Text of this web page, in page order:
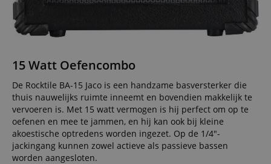
15 Watt Oefencombo
De Rocktile BA-15 Jaco is een handzame basversterker die
thuis nauwelijks ruimte inneemt en bovendien makkelijk te
vervoeren is. Met 15 watt vermogen is hij perfect om op te
oefenen en mee te jammen, en hij kan ook bij kleine
akoestische optredens worden ingezet. Op de 1/4"-
jackingang kunnen zowel actieve als passieve bassen
worden aangesloten.